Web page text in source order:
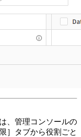
、管理コンソールの
］タブから役割ごと